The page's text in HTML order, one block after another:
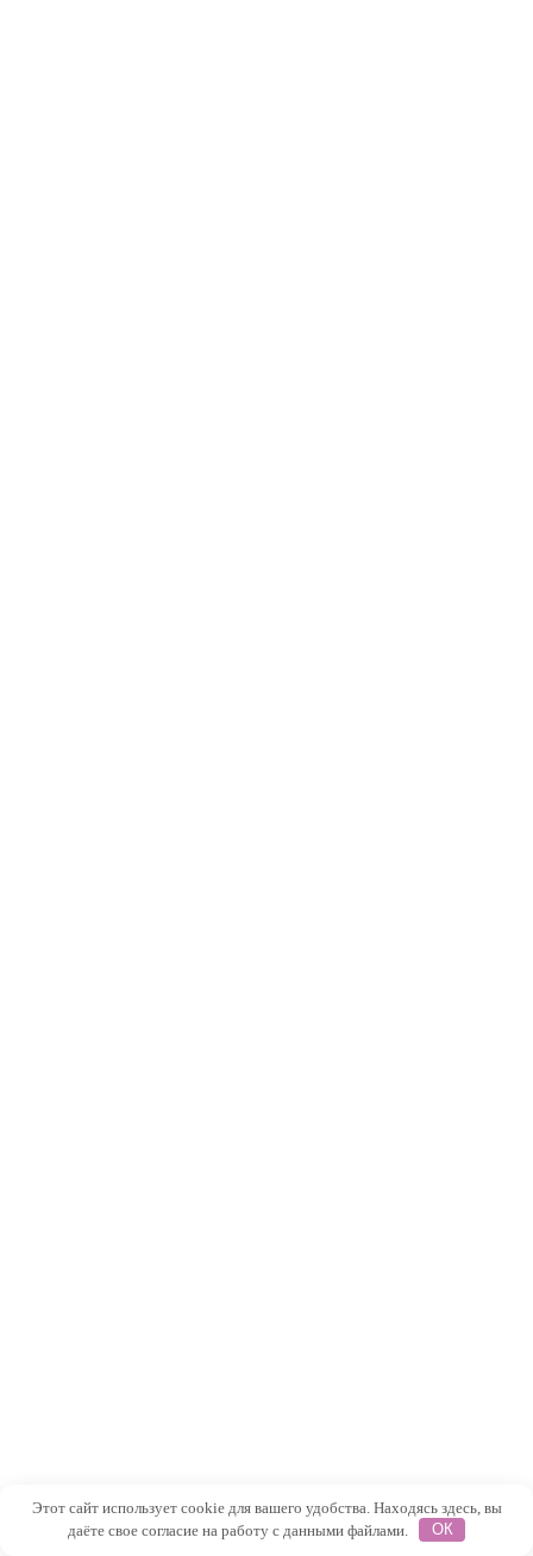
Этот сайт использует cookie для вашего удобства. Находясь здесь, вы
даёте свое согласие на работу с данными файлами.
ОК